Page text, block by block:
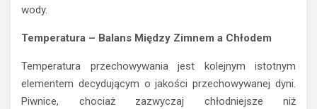
wody.
Temperatura – Balans Między Zimnem a Chłodem
Temperatura przechowywania jest kolejnym istotnym
elementem decydującym o jakości przechowywanej dyni.
Piwnice, chociaż zazwyczaj chłodniejsze niż